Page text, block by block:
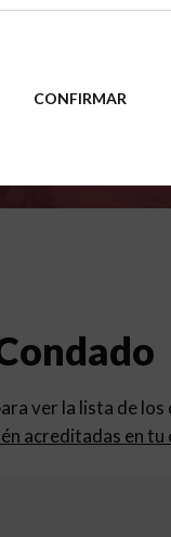
ver la lista de
acreditadas en tu
CONFIRMAR